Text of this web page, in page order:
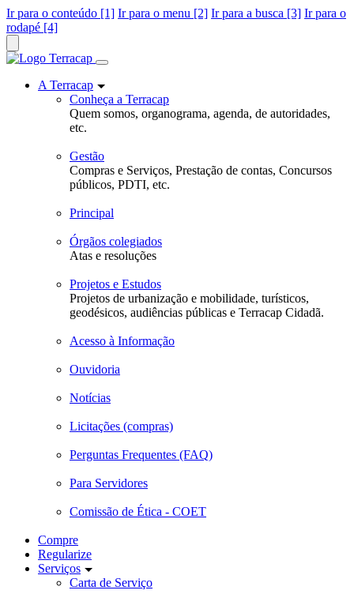
Ir para o conteúdo [1] Ir para o menu [2] Ir para a busca [3] Ir para o
rodapé [4]
A Terracap
Conheça a Terracap
Quem somos, organograma, agenda, de autoridades,
etc.
Gestão
Compras e Serviços, Prestação de contas, Concursos
públicos, PDTI, etc.
Principal
Órgãos colegiados
Atas e resoluções
Projetos e Estudos
Projetos de urbanização e mobilidade, turísticos,
geodésicos, audiências públicas e Terracap Cidadã.
Acesso à Informação
Ouvidoria
Notícias
Licitações (compras)
Perguntas Frequentes (FAQ)
Para Servidores
Comissão de Ética - COET
Compre
Regularize
Serviços
Carta de Serviço